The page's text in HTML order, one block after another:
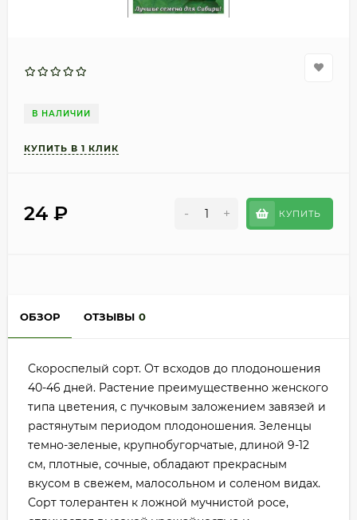
В НАЛИЧИИ
24 ₽ - + КУПИТЬ
ОБЗОР ОТЗЫВЫ 0
Скороспелый сорт. От всходов до плодоношения
40-46 дней. Растение преимущественно женского
типа цветения, с пучковым заложением завязей и
растянутым периодом плодоношения. Зеленцы
темно-зеленые, крупнобугорчатые, длиной 9-12
см, плотные, сочные, обладают прекрасным
вкусом в свежем, малосольном и соленом видах.
Сорт толерантен к ложной мучнистой росе,